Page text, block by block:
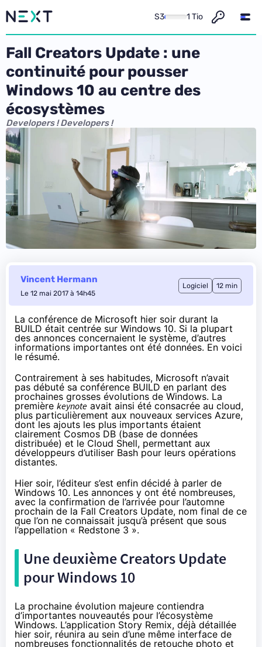
S3 1 Tio
Fall Creators Update : une
continuité pour pousser
Windows 10 au centre des
écosystèmes
Developers ! Developers !
Vincent Hermann
Le 12 mai 2017 à 14h45
Logiciel 12 min
La conférence de Microsoft hier soir durant la
BUILD était centrée sur Windows 10. Si la plupart
des annonces concernaient le système, d’autres
informations importantes ont été données. En voici
le résumé.
Contrairement à ses habitudes, Microsoft n’avait
pas débuté sa conférence BUILD en parlant des
prochaines grosses évolutions de Windows. La
première keynote avait ainsi été consacrée au cloud,
plus particulièrement aux nouveaux services Azure,
dont les ajouts les plus importants étaient
clairement Cosmos DB (base de données
distribuée) et le Cloud Shell, permettant aux
développeurs d’utiliser Bash pour leurs opérations
distantes.
Hier soir, l’éditeur s’est enfin décidé à parler de
Windows 10. Les annonces y ont été nombreuses,
avec la confirmation de l’arrivée pour l’automne
prochain de la Fall Creators Update, nom final de ce
que l’on ne connaissait jusqu’à présent que sous
l’appellation « Redstone 3 ».
Une deuxièmeCreators Update
pourWindows 10
La prochaine évolution majeure contiendra
d’importantes nouveautés pour l’écosystème
Windows. L’application Story Remix, déjà détaillée
hier soir, réunira au sein d’une même interface de
nombreuses fonctionnalités de retouche photo et